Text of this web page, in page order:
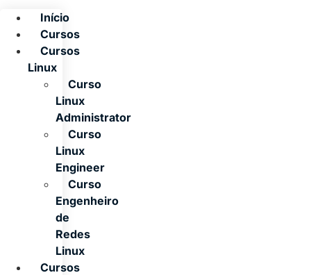
Início
Cursos
Cursos
Linux
Curso
Linux
Administrator
Curso
Linux
Engineer
Curso
Engenheiro
de
Redes
Linux
Cursos